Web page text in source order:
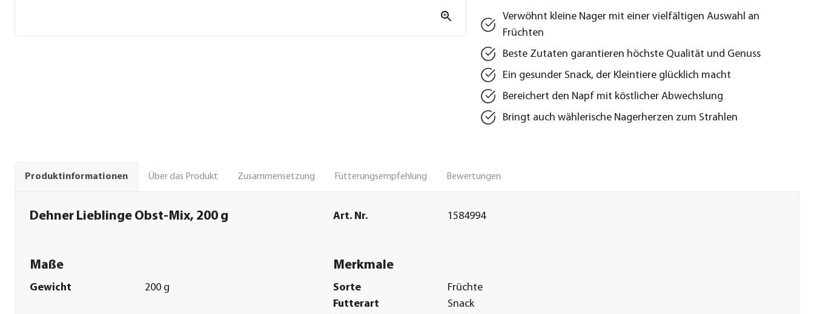
Verwöhnt kleine Nager mit einer vielfältigen Auswahl an
Früchten
Beste Zutaten garantieren höchste Qualität und Genuss
Ein gesunder Snack, der Kleintiere glücklich macht
Bereichert den Napf mit köstlicher Abwechslung
Bringt auch wählerische Nagerherzen zum Strahlen
Produktinformationen Über das Produkt Zusammensetzung Fütterungsempfehlung Bewertungen
Dehner Lieblinge Obst-Mix, 200 g Art. Nr. 1584994
Maße
Gewicht 200 g
Merkmale
Sorte
Früchte
Futterart
Snack